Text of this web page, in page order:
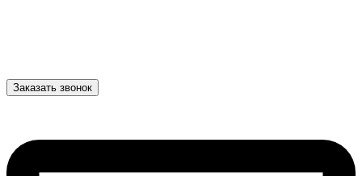
Заказать звонок